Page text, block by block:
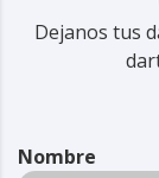
Dejanos tus
Nombre